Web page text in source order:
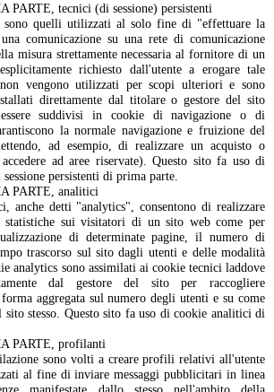
PARTE, tecnici (di sessione) persistenti
quelli utilizzati al solo fine di "effettuare la
comunicazione su una rete di comunicazione
misura strettamente necessaria al fornitore di un
richiesto dall'utente a erogare tale
vengono utilizzati per scopi ulteriori e sono
direttamente dal titolare o gestore del sito
suddivisi in cookie di navigazione o di
la normale navigazione e fruizione del
ad esempio, di realizzare un acquisto o
ad aree riservate). Questo sito fa uso di
persistenti di prima parte.
PARTE, analitici
anche detti "analytics", consentono di realizzare
statistiche sui visitatori di un sito web come per
di determinate pagine, il numero di
trascorso sul sito dagli utenti e delle modalità
analytics sono assimilati ai cookie tecnici laddove
dal gestore del sito per raccogliere
aggregata sul numero degli utenti e su come
stesso. Questo sito fa uso di cookie analitici di
PARTE, profilanti
sono volti a creare profili relativi all'utente
al fine di inviare messaggi pubblicitari in linea